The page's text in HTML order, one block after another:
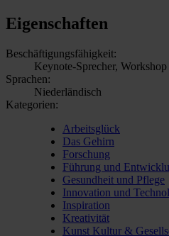
Eigenschaften
Beschäftigungsfähigkeit:
Keynote-Sprecher, Workshop
Sprachen:
Niederländisch
Kategorien:
Arbeitsglück
Das Gehirn
Forschung
Führung und
Gesundheit und Pflege
Innovation und
Inspiration
Kreativität
Kunst Kultur &